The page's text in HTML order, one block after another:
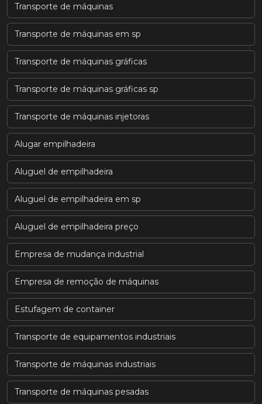
Transporte de máquinas
Transporte de máquinas em sp
Transporte de máquinas gráficas
Transporte de máquinas gráficas sp
Transporte de máquinas injetoras
Alugar empilhadeira
Aluguel de empilhadeira
Aluguel de empilhadeira em sp
Aluguel de empilhadeira preço
Empresa de mudança industrial
Empresa de remoção de máquinas
Estufagem de container
Transporte de equipamentos industriais
Transporte de máquinas industriais
Transporte de máquinas pesadas